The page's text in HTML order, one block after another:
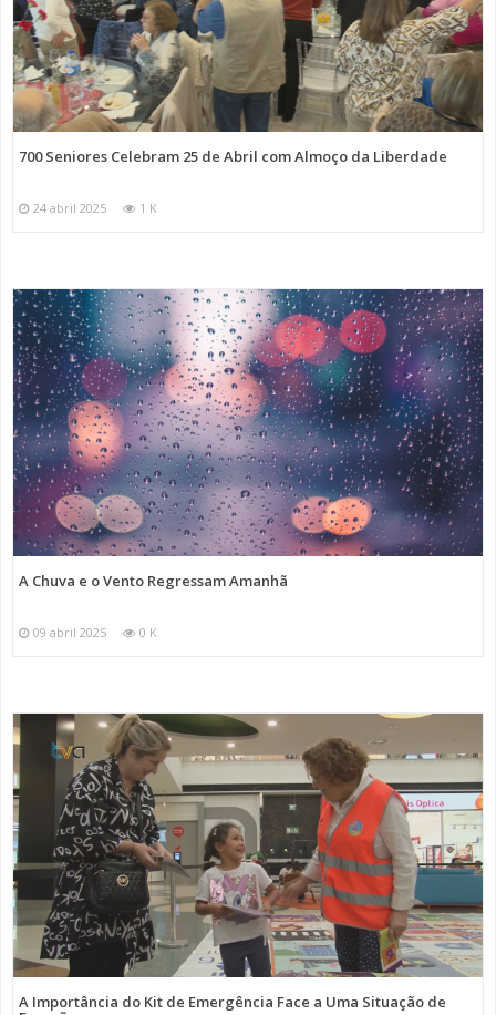
700 Seniores Celebram 25 de Abril com Almoço da Liberdade
24 abril 2025 1 K
A Chuva e o Vento Regressam Amanhã
09 abril 2025 0 K
A Importância do Kit de Emergência Face a Uma Situação de